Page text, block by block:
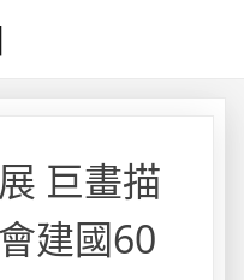
巨畫描
建國60